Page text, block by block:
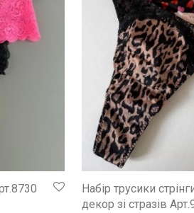
Набір трусики
декор зі стразів